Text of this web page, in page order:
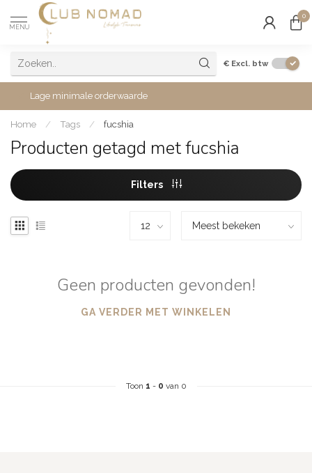
MENU
0
€ Excl. btw
Lage minimale orderwaarde
Home / Tags / fucshia
Producten getagd met fucshia
Filters
Geen producten gevonden!
GA VERDER MET WINKELEN
Toon 1 - 0 van 0